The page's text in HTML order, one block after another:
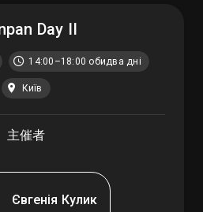
Day II
14:00–18:00 обидва дні
Київ
主催者
Євгенія Кулик